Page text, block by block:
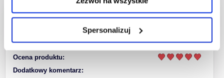
Spersonalizuj
Dodano: 2026-07-13
Ocena sklepu:
Ocena produktu:
Dodatkowy komentarz: